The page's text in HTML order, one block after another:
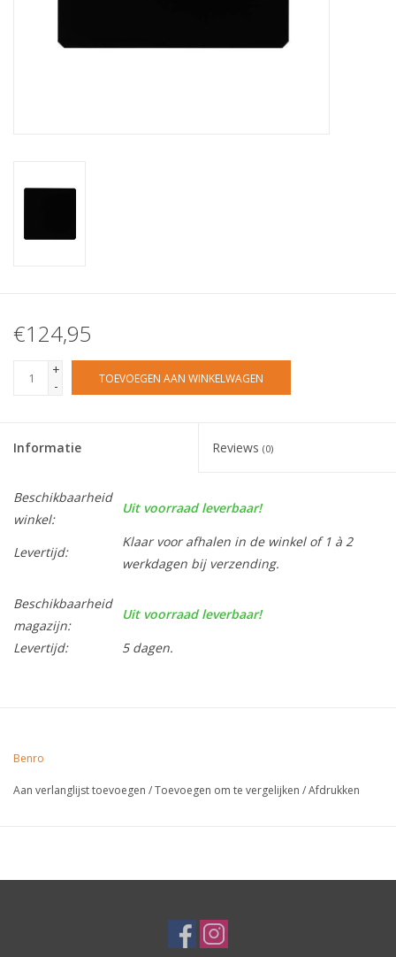
€124,95
+
-
TOEVOEGEN AAN WINKELWAGEN
Informatie Reviews (0)
Beschikbaarheid
winkel:
Uit voorraad leverbaar!
Levertijd:
Klaar voor afhalen in de winkel of 1 à 2
werkdagen bij verzending.
Beschikbaarheid
magazijn:
Uit voorraad leverbaar!
Levertijd:
5 dagen.
Benro
Aan verlanglijst toevoegen /Toevoegen om te vergelijken /Afdrukken